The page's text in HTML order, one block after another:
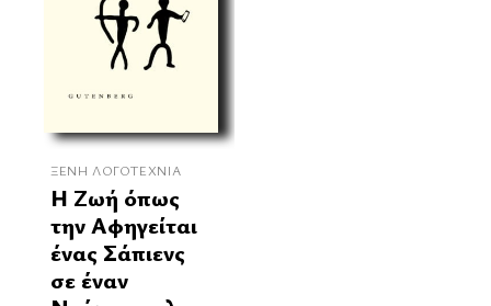
ΞΈΝΗ ΛΟΓΟΤΕΧΝΊΑ
Η Ζωή όπως
την Αφηγείται
ένας Σάπιενς
σε έναν